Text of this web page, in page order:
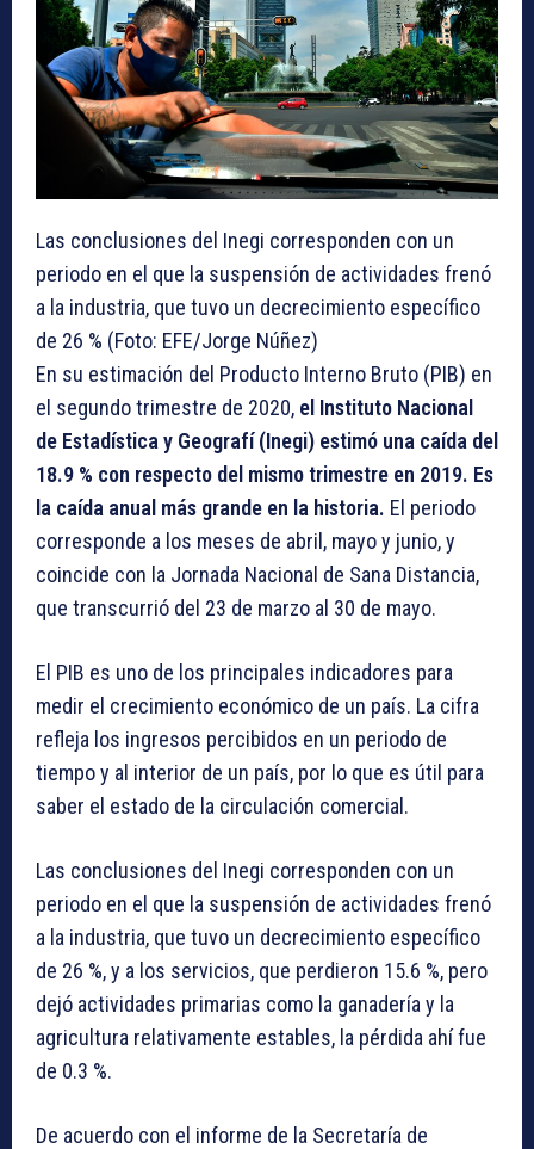
Las conclusiones del Inegi corresponden con un
periodo en el que la suspensión de actividades frenó
a la industria, que tuvo un decrecimiento específico
de 26 % (Foto: EFE/Jorge Núñez)
En su estimación del Producto Interno Bruto (PIB) en
el segundo trimestre de 2020, el Instituto Nacional
de Estadística y Geografí (Inegi) estimó una caída del
18.9 % con respecto del mismo trimestre en 2019. Es
la caída anual más grande en la historia. El periodo
corresponde a los meses de abril, mayo y junio, y
coincide con la Jornada Nacional de Sana Distancia,
que transcurrió del 23 de marzo al 30 de mayo.
El PIB es uno de los principales indicadores para
medir el crecimiento económico de un país. La cifra
refleja los ingresos percibidos en un periodo de
tiempo y al interior de un país, por lo que es útil para
saber el estado de la circulación comercial.
Las conclusiones del Inegi corresponden con un
periodo en el que la suspensión de actividades frenó
a la industria, que tuvo un decrecimiento específico
de 26 %, y a los servicios, que perdieron 15.6 %, pero
dejó actividades primarias como la ganadería y la
agricultura relativamente estables, la pérdida ahí fue
de 0.3 %.
De acuerdo con el informe de la Secretaría de